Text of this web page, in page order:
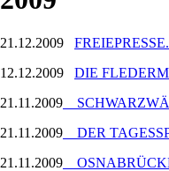
21.12.2009
12.12.2009 DIE
21.11.2009
21.11.2009
DER
21.11.2009